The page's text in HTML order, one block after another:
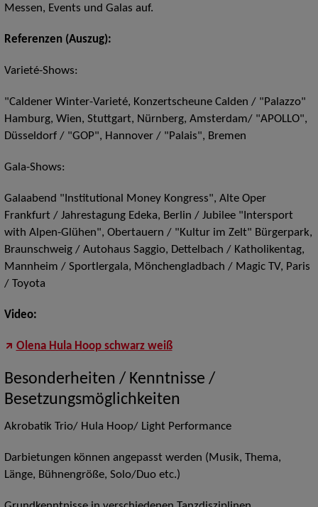
Messen, Events und Galas auf.
Referenzen (Auszug):
Varieté-Shows:
"Caldener Winter-Varieté, Konzertscheune Calden / "Palazzo"
Hamburg, Wien, Stuttgart, Nürnberg, Amsterdam/ "APOLLO",
Düsseldorf / "GOP", Hannover / "Palais", Bremen
Gala-Shows:
Galaabend "Institutional Money Kongress", Alte Oper
Frankfurt / Jahrestagung Edeka, Berlin / Jubilee "Intersport
with Alpen-Glühen", Obertauern / "Kultur im Zelt" Bürgerpark,
Braunschweig / Autohaus Saggio, Dettelbach / Katholikentag,
Mannheim / Sportlergala, Mönchengladbach / Magic TV, Paris
/ Toyota
Video:
Olena Hula Hoop schwarz weiß
Besonderheiten / Kenntnisse /
Besetzungsmöglichkeiten
Akrobatik Trio/ Hula Hoop/ Light Performance
Darbietungen können angepasst werden (Musik, Thema,
Länge, Bühnengröße, Solo/Duo etc.)